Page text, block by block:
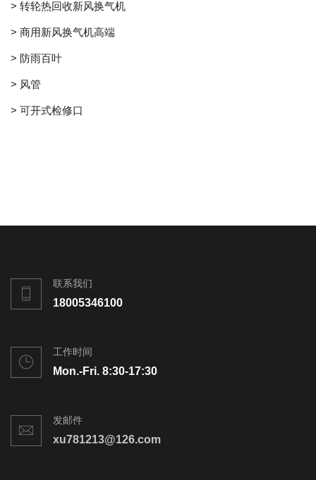
> 转轮热回收新风换气机
> 商用新风换气机高端
> 防雨百叶
> 风管
> 可开式检修口
联系我们
18005346100
工作时间
Mon.-Fri. 8:30-17:30
发邮件
xu781213@126.com